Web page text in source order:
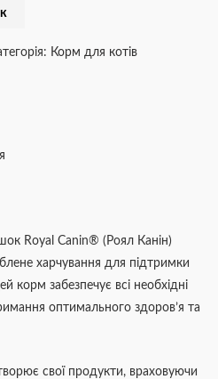
Корм для котів
Royal Canin® (Роял Канін)
харчування для підтримки
корм забезпечує всі необхідні
оптимального здоров’я та
свої продукти, враховуючи